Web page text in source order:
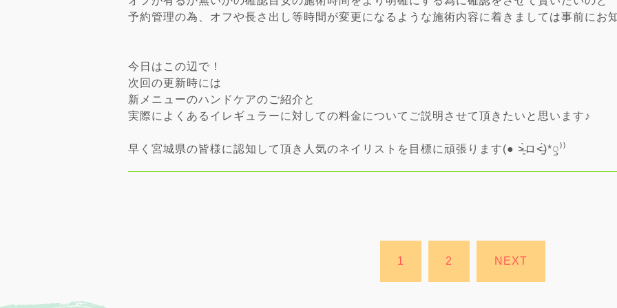
予約管理の為、オフや長さ出し等時間が変更になるような施術内容に着きましては事前にお
今日はこの辺で！
次回の更新時には
新メニューのハンドケアのご紹介と
実際によくあるイレギュラーに対しての料金についてご説明させて頂きたいと思います♪
早く宮城県の皆様に認知して頂き人気のネイリストを目標に頑張ります(● ˃̶͈̀ロ˂̶͈́)*ꠥ⁾⁾
1 2 NEXT